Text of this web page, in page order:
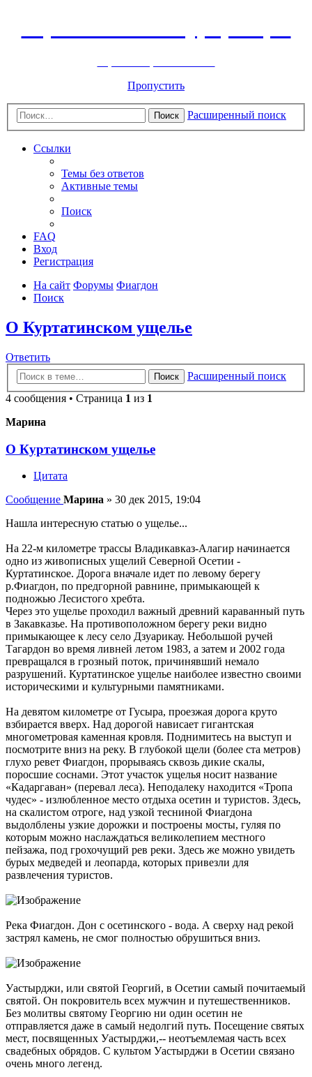
Пропустить
Поиск Расширенный поиск
Ссылки
Темы без ответов
Активные темы
Поиск
FAQ
Вход
Регистрация
На сайт Форумы Фиагдон
Поиск
О Куртатинском ущелье
Ответить
Поиск
Расширенный поиск
4 сообщения • Страница 1 из 1
Марина
О Куртатинском ущелье
Цитата
Сообщение Марина » 30 дек 2015, 19:04
Нашла интересную статью о ущелье...
На 22-м километре трассы Владикавказ-Алагир начинается
одно из живописных ущелий Северной Осетии -
Куртатинское. Дорога вначале идет по левому берегу
р.Фиагдон, по предгорной равнине, примыкающей к
подножью Лесистого хребта.
Через это ущелье проходил важный древний караванный путь
в Закавказье. На противоположном берегу реки видно
примыкающее к лесу село Дзуарикау. Небольшой ручей
Тагардон во время ливней летом 1983, а затем и 2002 года
превращался в грозный поток, причинявший немало
разрушений. Куртатинское ущелье наиболее известно своими
историческими и культурными памятниками.
На девятом километре от Гусыра, проезжая дорога круто
взбирается вверх. Над дорогой нависает гигантская
многометровая каменная кровля. Поднимитесь на выступ и
посмотрите вниз на реку. В глубокой щели (более ста метров)
глухо ревет Фиагдон, прорываясь сквозь дикие скалы,
поросшие соснами. Этот участок ущелья носит название
«Кадаргаван» (перевал леса). Неподалеку находится «Тропа
чудес» - излюбленное место отдыха осетин и туристов. Здесь,
на скалистом отроге, над узкой тесниной Фиагдона
выдолблены узкие дорожки и построены мосты, гуляя по
которым можно наслаждаться великолепием местного
пейзажа, под грохочущий рев реки. Здесь же можно увидеть
бурых медведей и леопарда, которых привезли для
развлечения туристов.
Река Фиагдон. Дон с осетинского - вода. А сверху над рекой
застрял камень, не смог полностью обрушиться вниз.
Уастырджи, или святой Георгий, в Осетии самый почитаемый
святой. Он покровитель всех мужчин и путешественников.
Без молитвы святому Георгию ни один осетин не
отправляется даже в самый недолгий путь. Посещение святых
мест, посвященных Уастырджи,-- неотъемлемая часть всех
свадебных обрядов. С культом Уастырджи в Осетии связано
очень много легенд.